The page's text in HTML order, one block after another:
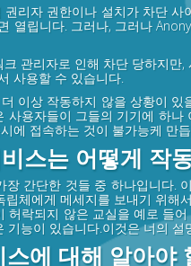
리자 권한이나 설치가 차단
열립니다. 그러나, 그러나
크 관리자로 인해 차단 당하지만
사용할 수 있습니다.
이상 작동하지 않을 상황이
사용자들이 그들의 기기에 하
에 접속하는 것이 불가능케 만
스는 어떻게 작
간단한 것들 중 하나입니다.
립체에게 메세지를 보내기 위
허락되지 않은 교실을 예로 들
기능이 있습니다.이것은 너의
에 대해 알아야